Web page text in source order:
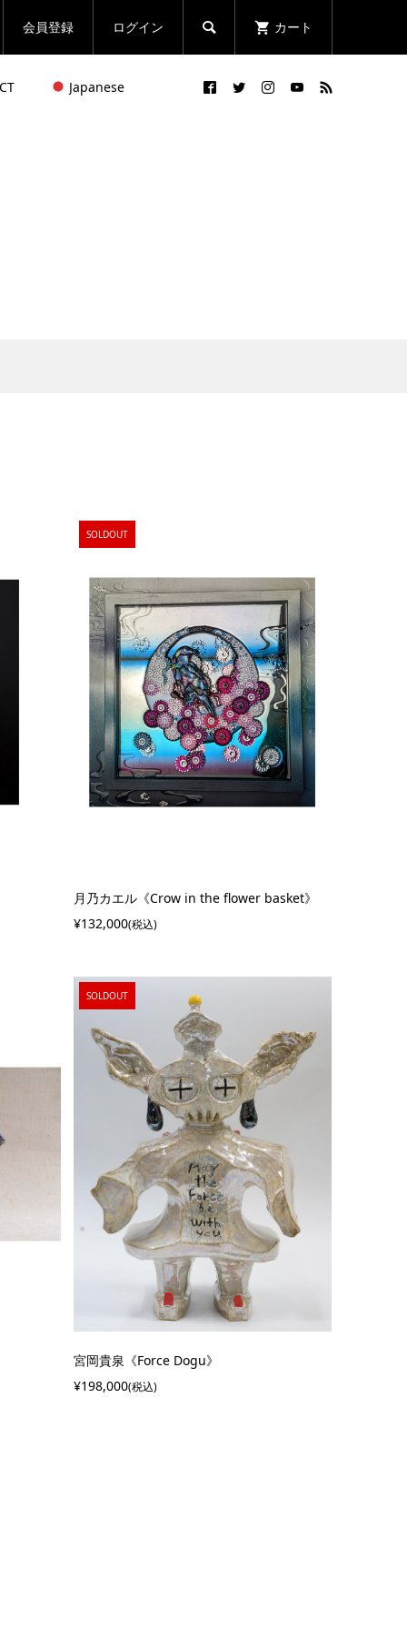
会員登録 ログイン  カート
Japanese
SOLDOUT
月乃カエル《Crow in the flower basket》
¥132,000(税込)
SOLDOUT
宮岡貴泉《Force Dogu》
¥198,000(税込)